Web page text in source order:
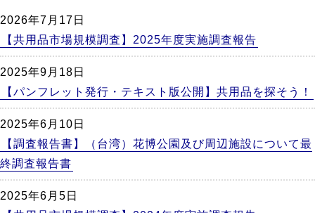
2026年7月17日
【共用品市場規模調査】2025年度実施調査報告
2025年9月18日
【パンフレット発行・テキスト版公開】共用品を探そう！
2025年6月10日
【調査報告書】（台湾）花博公園及び周辺施設について最
終調査報告書
2025年6月5日